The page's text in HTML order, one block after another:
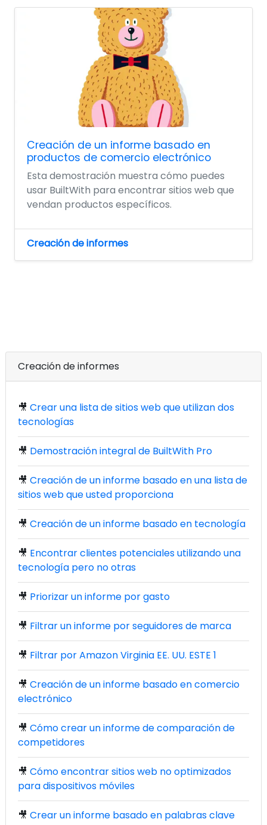
Creación de un informe basado en
productos de comercio electrónico
Esta demostración muestra cómo puedes
usar BuiltWith para encontrar sitios web que
vendan productos específicos.
Creación de informes
Creación de informes
🎥 Crear una lista de sitios web que utilizan dos
tecnologías
🎥 Demostración integral de BuiltWith Pro
🎥 Creación de un informe basado en una lista de
sitios web que usted proporciona
🎥 Creación de un informe basado en tecnología
🎥 Encontrar clientes potenciales utilizando una
tecnología pero no otras
🎥 Priorizar un informe por gasto
🎥 Filtrar un informe por seguidores de marca
🎥 Filtrar por Amazon Virginia EE. UU. ESTE 1
🎥 Creación de un informe basado en comercio
electrónico
🎥 Cómo crear un informe de comparación de
competidores
🎥 Cómo encontrar sitios web no optimizados
para dispositivos móviles
🎥 Crear un informe basado en palabras clave